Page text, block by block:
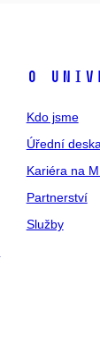
O
Kdo jsme
Úřední deska
Kariéra na
Partnerství
Služby